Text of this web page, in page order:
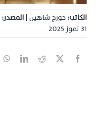
الكاتب: جورج شاهين |المصدر:
31 تموز 2025